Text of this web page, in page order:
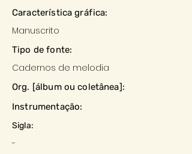
Característica gráfica:
Manuscrito
Tipo de fonte:
Cadernos de melodia
Org. [álbum ou coletânea]:
Instrumentação:
Sigla:
-